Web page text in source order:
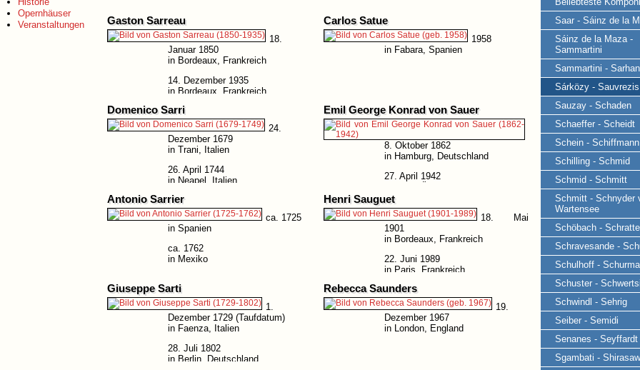
Opernhäuser
Veranstaltungen
Gaston Sarreau
18.
Januar 1850
in Bordeaux, Frankreich
14. Dezember 1935
in Bordeaux, Frankreich
Domenico Sarri
24.
Dezember 1679
in Trani, Italien
26. April 1744
in Neapel, Italien
Antonio Sarrier
ca. 1725
in Spanien
ca. 1762
in Mexiko
Giuseppe Sarti
1.
Dezember 1729 (Taufdatum)
in Faenza, Italien
28. Juli 1802
in Berlin, Deutschland
Carlos Satue
1958
in Fabara, Spanien
Emil George Konrad von Sauer
8. Oktober 1862
in Hamburg, Deutschland
27. April 1942
Henri Sauguet
18. Mai
1901
in Bordeaux, Frankreich
22. Juni 1989
in Paris, Frankreich
Rebecca Saunders
19.
Dezember 1967
in London, England
Saar - Sáinz de la
Sáinz de la Maza -
Sammartini
Sammartini - Sarhan
Sárközy - Sauvrezis
Sauzay - Schaden
Schaeffer - Scheidt
Schein - Schiffmann
Schilling - Schmid
Schmid - Schmitt
Schmitt - Schnyder
Wartensee
Schöbach -
Schravesande -
Schulhoff -
Schuster -
Schwindl - Sehrig
Seiber - Semidi
Senanes - Seyffardt
Sgambati -